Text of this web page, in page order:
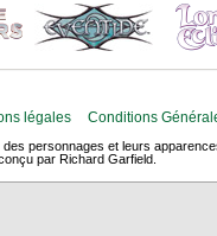
légales Conditions
personnages et leurs
par Richard Garfield.